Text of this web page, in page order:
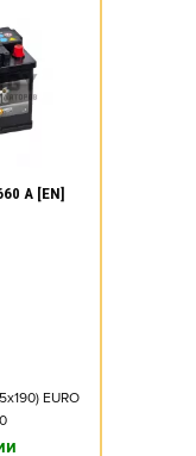
А [EN]
EURO